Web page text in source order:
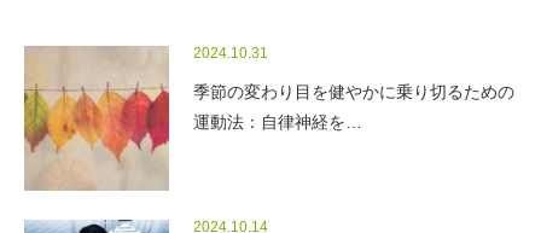
2024.10.31
季節の変わり目を健やかに乗り切るための
運動法：自律神経を…
2024.10.14